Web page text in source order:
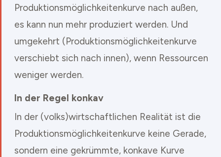
Produktionsmöglichkeitenkurve nach außen,
es kann nun mehr produziert werden. Und
umgekehrt (Produktionsmöglichkeitenkurve
verschiebt sich nach innen), wenn Ressourcen
weniger werden.
In der Regel konkav
In der (volks)wirtschaftlichen Realität ist die
Produktionsmöglichkeitenkurve keine Gerade,
sondern eine gekrümmte, konkave Kurve